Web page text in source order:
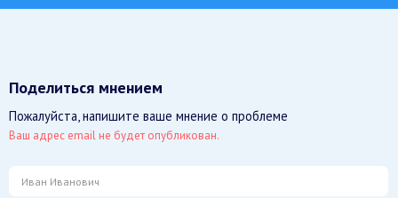
Поделиться мнением
Пожалуйста, напишите ваше мнение о проблеме
Ваш адрес email не будет опубликован.